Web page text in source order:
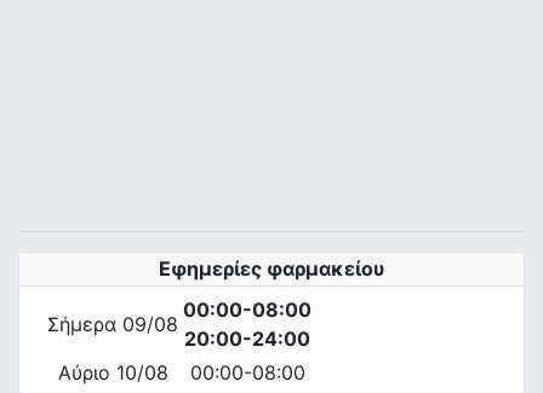
Εφημερίες φαρμακείου
Σήμερα 09/08
00:00-08:00
20:00-24:00
Αύριο 10/08
00:00-08:00